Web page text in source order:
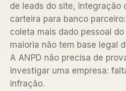
de leads do site, integração
carteira para banco
coleta mais dado pessoal
maioria não tem base legal
A ANPD não precisa de
investigar uma empresa:
infração.